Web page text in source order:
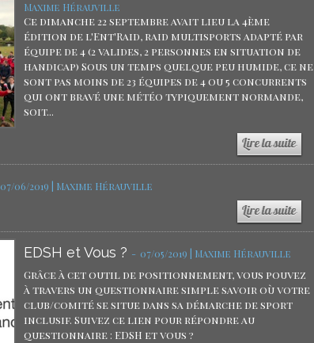
Maxime Hérauville
Ce dimanche 22 septembre avait lieu la 4ème
édition de l'Ent'Raid, raid multisports adapté par
équipe de 4 (2 valides, 2 personnes en situation de
handicap) Sous un temps quelque peu humide, ce ne
sont pas moins de 23 équipes de 4 ou 5 concurrents
qui ont bravé une météo typiquement normande,
soit...
07/06/2019 | Maxime Hérauville
EDSH et Vous ? - 07/05/2019 | Maxime Hérauville
Grâce à cet outil de positionnement, vous pouvez
à travers un questionnaire simple savoir où votre
club/comité se situe dans sa démarche de sport
inclusif. Suivez ce lien pour répondre au
questionnaire : EDSH et vous ?